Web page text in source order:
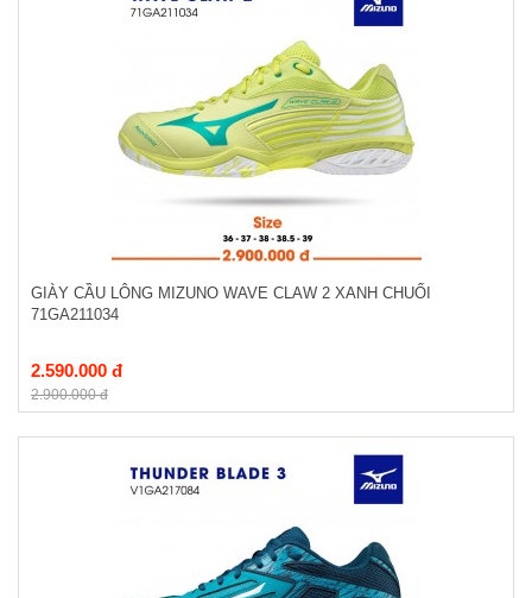
GIÀY CẦU LÔNG MIZUNO WAVE CLAW 2 XANH CHUỐI
71GA211034
2.590.000 đ
2.900.000 đ